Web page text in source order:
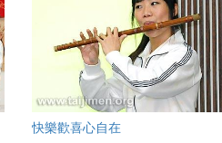
快樂歡喜心自在